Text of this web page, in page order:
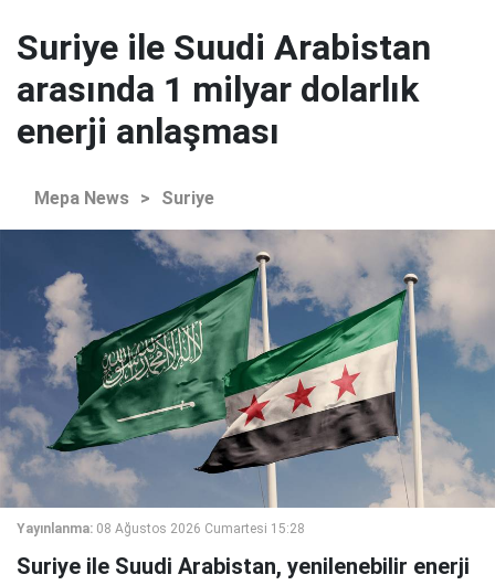
Suriye ile Suudi Arabistan
arasında 1 milyar dolarlık
enerji anlaşması
Mepa News > Suriye
Yayınlanma: 08 Ağustos 2026 Cumartesi 15:28
Suriye ile Suudi Arabistan, yenilenebilir enerji